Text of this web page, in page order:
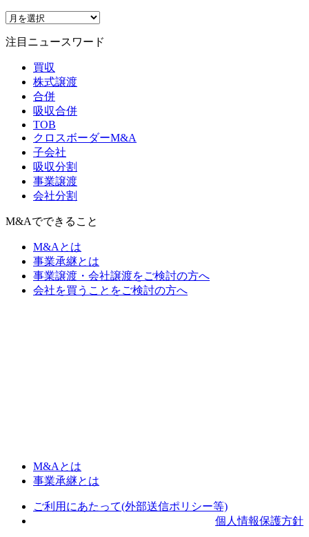
注目ニュースワード
買収
株式譲渡
合併
吸収合併
TOB
クロスボーダーM&A
子会社
吸収分割
事業譲渡
会社分割
M&Aでできること
M&Aとは
事業承継とは
事業譲渡・会社譲渡をご検討の方へ
会社を買うことをご検討の方へ
M&Aとは
事業承継とは
ご利用にあたって(外部送信ポリシー等)
個人情報保護方針